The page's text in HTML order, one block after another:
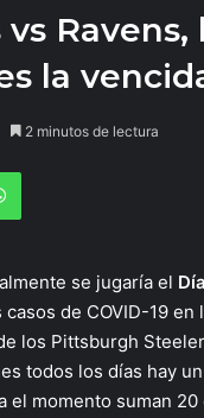
Ravens,
la
2 minutos de lectura
WhatsApp
se jugaría el
casos de COVID-19 en
los Pittsburgh
todos los días hay
el momento suman 20